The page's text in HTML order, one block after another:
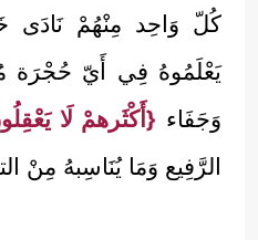
كُلّ وَاحِد مِنْهُمْ نَادَى
يَعْلَمُوهُ فِي أَيّ حُجْرَة
وَجَفَاء {أَكْثَرهمْ لَا
الرَّفِيع وَمَا يُنَاسِبهُ مِنْ